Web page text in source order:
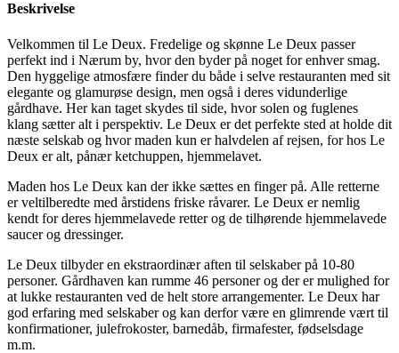
Beskrivelse
Velkommen til Le Deux. Fredelige og skønne Le Deux passer
perfekt ind i Nærum by, hvor den byder på noget for enhver smag.
Den hyggelige atmosfære finder du både i selve restauranten med sit
elegante og glamurøse design, men også i deres vidunderlige
gårdhave. Her kan taget skydes til side, hvor solen og fuglenes
klang sætter alt i perspektiv. Le Deux er det perfekte sted at holde dit
næste selskab og hvor maden kun er halvdelen af rejsen, for hos Le
Deux er alt, pånær ketchuppen, hjemmelavet.
Maden hos Le Deux kan der ikke sættes en finger på. Alle retterne
er veltilberedte med årstidens friske råvarer. Le Deux er nemlig
kendt for deres hjemmelavede retter og de tilhørende hjemmelavede
saucer og dressinger.
Le Deux tilbyder en ekstraordinær aften til selskaber på 10-80
personer. Gårdhaven kan rumme 46 personer og der er mulighed for
at lukke restauranten ved de helt store arrangementer. Le Deux har
god erfaring med selskaber og kan derfor være en glimrende vært til
konfirmationer, julefrokoster, barnedåb, firmafester, fødselsdage
m.m.